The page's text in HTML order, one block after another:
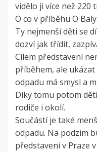
vidělo ji více než 220
O co v příběhu O
Ty nejmenší děti se
dozví jak třídit,
Cílem představení
příběhem, ale
odpadu má smysl a
Díky tomu potom
rodiče i okolí.
Součástí je také
odpadu. Na podzim
představení v Praze